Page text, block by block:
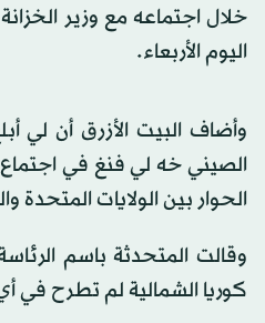
خلال اجتماعه مع وزير
اليوم الأربعاء.
وأضاف البيت الأزرق أن لي
الصيني خه لي فنغ في
الحوار بين الولايات المتحدة
وقالت المتحدثة باسم
كوريا الشمالية لم تطرح في